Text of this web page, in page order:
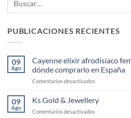
PUBLICACIONES RECIENTES
09
Ago
Cayenne elixir afrodisíaco
dónde comprarlo en España
Comentarios desactivados
afrodisíaco
femenino:
09
Ago
Ks Gold & Jewellery
Comentarios desactivados